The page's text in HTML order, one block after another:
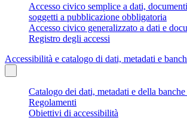
Accesso civico semplice a dati,
soggetti a pubblicazione obbligatoria
Accesso civico generalizzato a dati e
Registro degli accessi
Accessibilità e catalogo di dati, metadati e
Catalogo dei dati, metadati e della banche
Regolamenti
Obiettivi di accessibilità